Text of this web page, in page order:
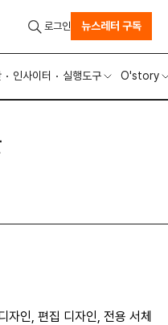
인사이터 실행도구 O'story
로그인 뉴스레터 구독
자인, 편집 디자인, 전용 서체